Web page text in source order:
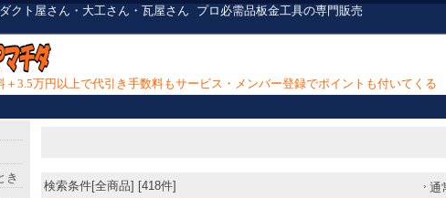
クト屋さん・大工さん・瓦屋さん プロ必需品板金工具の専門販売
3.5万円以上で代引き手数料もサービス・メンバー登録でポイントも付いてくる
検索条件[全商品] [418件] 通
き